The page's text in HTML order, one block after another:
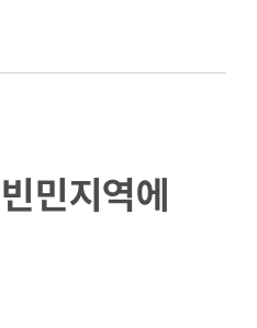
민지역에